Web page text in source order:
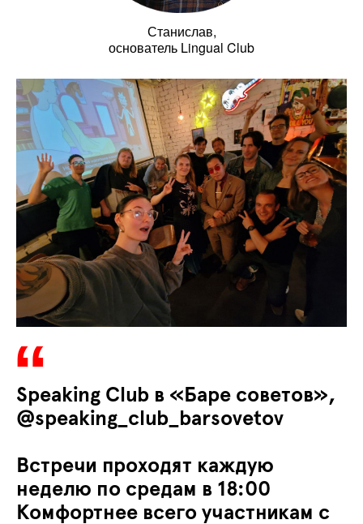
Станислав,
основатель Lingual Club
Speaking Club в «Баре советов»,
@speaking_club_barsovetov
Встречи проходят каждую
неделю по средам в 18:00
Комфортнее всего участникам с